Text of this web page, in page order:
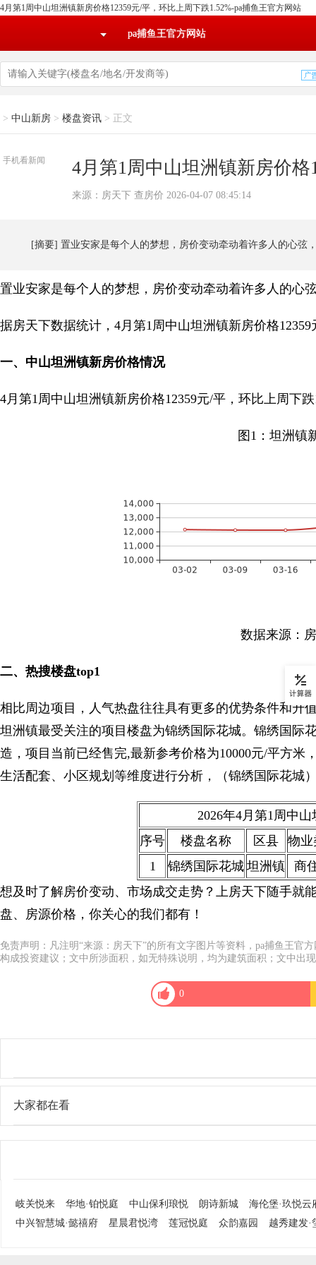
4月第1周中山坦洲镇新房价格12359元/平，环比上周下跌1.52%-pa捕鱼王官方网站
pa捕鱼王官方网站
> 中山新房 > 楼盘资讯 > 正文
手机看新闻 4月第1周中山坦洲镇新房价
来源：房天下 查房价 2026-04-07 08:45:14
[摘要] 置业安家是每个人的梦想，房价变动牵动着许多人的心弦
置业安家是每个人的梦想，房价变动牵动着许多人的心
据房天下数据统计，4月第1周中山坦洲镇新房价格
一、中山坦洲镇新房价格情况
4月第1周中山坦洲镇新房价格12359元/平，环比上周下
图1：坦洲镇
数据来源：
二、热搜楼盘top1
相比周边项目，人气热盘往往具有更多的优势条件和升
坦洲镇最受关注的项目楼盘为锦绣国际花城。锦绣国际
造，项目当前已经售完,最新参考价格为10000元/平方
生活配套、小区规划等维度进行分析，（锦绣国际花城
2026年4月第1周中
序号
楼盘名称 区县
物业
1
锦绣国际花城 坦洲镇
商
想及时了解房价变动、市场成交走势？上房天下随手就
盘、房源价格，你关心的我们都有！
免责声明：凡注明“来源：房天下”的所有文字图片等资料，pa捕鱼王官
构成投资建议；文中所涉面积，如无特殊说明，均为建筑面积；文中出
0
大家都在看
岐关悦来 华地·铂悦庭 中山保利琅悦 朗诗新城
海伦堡·玖悦云
中兴智慧城·懿禧府
星晨君悦湾 莲冠悦庭 众韵嘉园 越秀建发·